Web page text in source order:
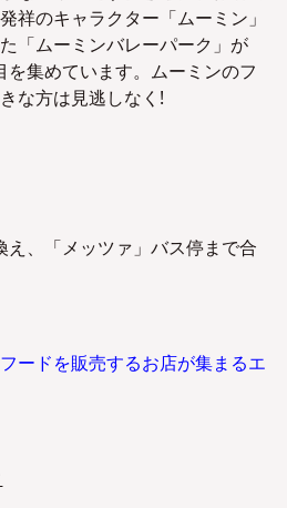
祥のキャラクター「ムーミン」
「ムーミンバレーパーク」が
集めています。ムーミンのフ
な方は見逃しなく!
え、「メッツァ」バス停まで合
ードを販売するお店が集まるエ